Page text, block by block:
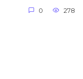
0 278